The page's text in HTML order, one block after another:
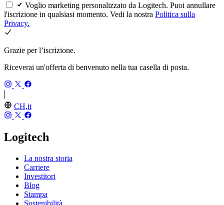
Voglio marketing personalizzato da Logitech. Puoi annullare
l'iscrizione in qualsiasi momento. Vedi la nostra Politica sulla
Privacy.
Grazie per l’iscrizione.
Riceverai un'offerta di benvenuto nella tua casella di posta.
CH,it
Logitech
La nostra storia
Carriere
Investitori
Blog
Stampa